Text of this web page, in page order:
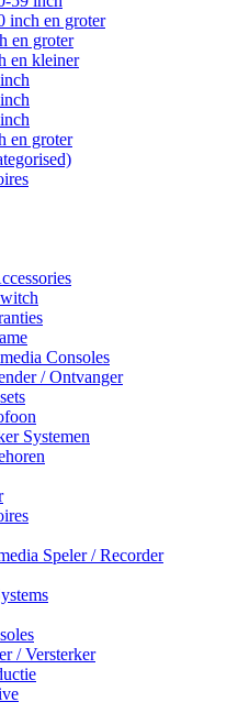
inch en groter
en groter
en kleiner
en groter
Consoles
/ Ontvanger
Systemen
Speler / Recorder
/ Versterker